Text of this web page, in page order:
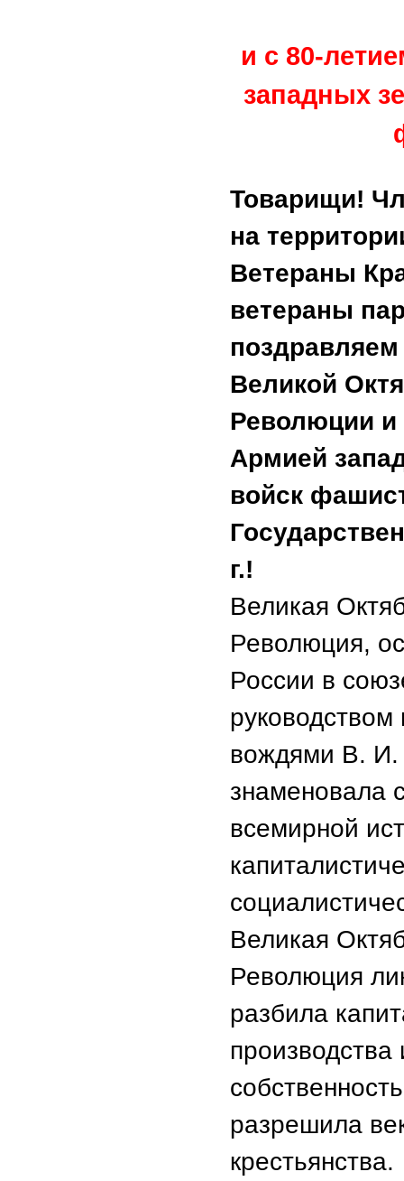
и с 80-
западных
Товарищи!
на
Ветераны
ветераны
Великой
Революции и
Армией
войск
г.!
Великая
Революция,
России в
вождями В.
знаменовала
всемирной
Великая
Революция
разбила
разрешила
крестьянства.